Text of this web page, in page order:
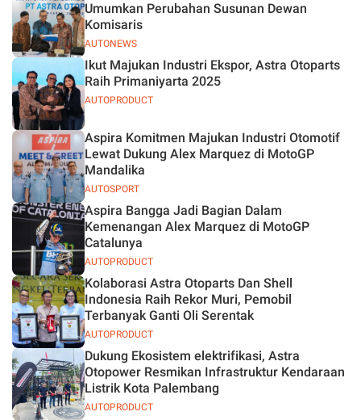
AUTONEWS
Umumkan Perubahan Susunan Dewan
Komisaris
AUTOPRODUCT
Ikut Majukan Industri Ekspor, Astra Otoparts
Raih Primaniyarta 2025
AUTOSPORT
Aspira Komitmen Majukan Industri Otomotif
Lewat Dukung Alex Marquez di MotoGP
Mandalika
AUTOPRODUCT
Aspira Bangga Jadi Bagian Dalam
Kemenangan Alex Marquez di MotoGP
Catalunya
AUTOPRODUCT
Kolaborasi Astra Otoparts Dan Shell
Indonesia Raih Rekor Muri, Pemobil
Terbanyak Ganti Oli Serentak
AUTOPRODUCT
Dukung Ekosistem elektrifikasi, Astra
Otopower Resmikan Infrastruktur Kendaraan
Listrik Kota Palembang